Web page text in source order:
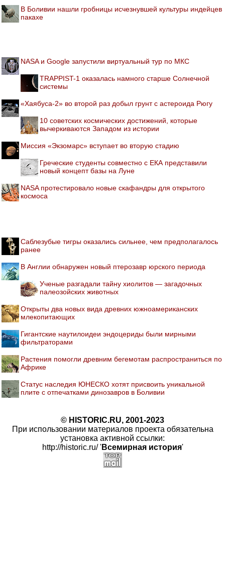
В Боливии нашли гробницы исчезнувшей культуры индейцев
пакахе
NASA и Google запустили виртуальный тур по МКС
TRAPPIST-1 оказалась намного старше Солнечной
системы
«Хаябуса-2» во второй раз добыл грунт с астероида Рюгу
10 советских космических достижений, которые
вычеркиваются Западом из истории
Миссия «Экзомарс» вступает во вторую стадию
Греческие студенты совместно с ЕКА представили
новый концепт базы на Луне
NASA протестировало новые скафандры для открытого
космоса
Саблезубые тигры оказались сильнее, чем предполагалось
ранее
В Англии обнаружен новый птерозавр юрского периода
Ученые разгадали тайну хиолитов — загадочных
палеозойских животных
Открыты два новых вида древних южноамериканских
млекопитающих
Гигантские наутилоидеи эндоцериды были мирными
фильтраторами
Растения помогли древним бегемотам распространиться по
Африке
Статус наследия ЮНЕСКО хотят присвоить уникальной
плите с отпечатками динозавров в Боливии
© HISTORIC.RU, 2001-2023
При использовании материалов проекта обязательна
установка активной ссылки:
http://historic.ru/ 'Всемирная история'